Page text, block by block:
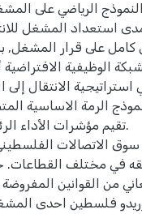
الرياضي على
استعداد المشغل
على قرار المشغل,
الوظيفية
الانتقال
الرمة الاساسية
تقيم مؤشرات الأداء
سوق الاتصالات
في مختلف
من القوانين
فلسطين احدى